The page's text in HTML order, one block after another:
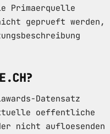
Primaerquelle
geprueft werden,
Datensatz
oeffentliche
nicht aufloesenden